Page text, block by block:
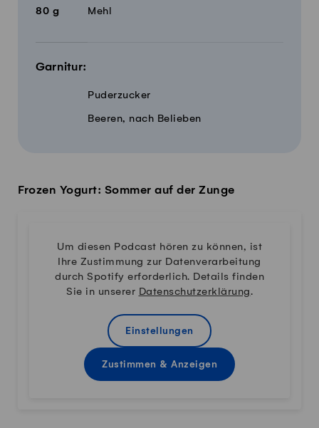
80 g Mehl
Garnitur:
Puderzucker
Beeren, nach Belieben
Frozen Yogurt: Sommer auf der Zunge
Um diesen Podcast hören zu können, ist
Ihre Zustimmung zur Datenverarbeitung
durch Spotify erforderlich. Details finden
Sie in unserer Datenschutzerklärung.
Einstellungen
Zustimmen & Anzeigen